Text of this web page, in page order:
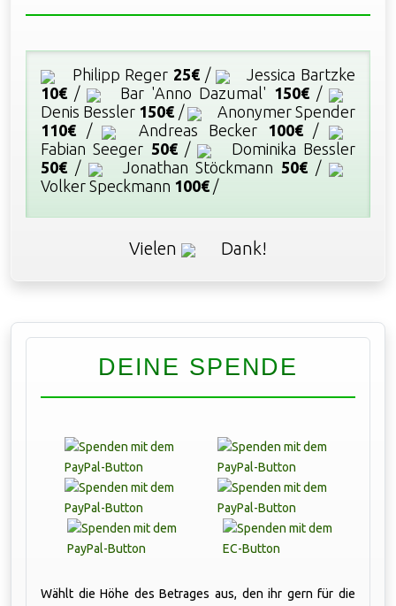
Philipp Reger25€ /
Jessica Bartzke
10€ / Bar 'Anno Dazumal' 150€ /
Denis Bessler 150€ /
Anonymer Spender
110€ / Andreas Becker 100€/
Fabian Seeger 50€/
Dominika Bessler
50€ / Jonathan Stöckmann 50€ /
Volker Speckmann 100€ /
Vielen Dank!
DEINE SPENDE
Wählt die Höhe des Betrages aus, den ihr gern für die